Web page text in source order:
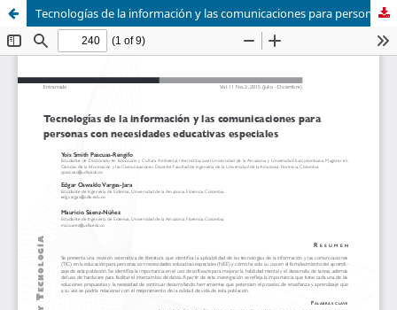
Tecnologías de la información y las comunicaciones para personas con necesidades educativas especiales